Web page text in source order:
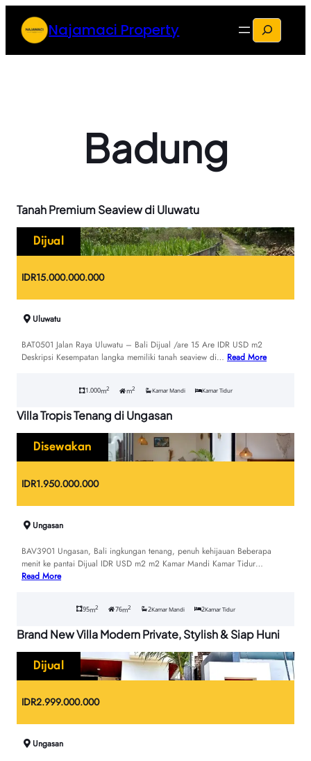
content
Najamaci Property
S
e
a
Badung
Tanah Premium Seaview di Uluwatu
Dijual
IDR15.000.000.000
Uluwatu
BAT0501 Jalan Raya Uluwatu – Bali Dijual /are 15 Are IDR USD m2
Deskripsi Kesempatan langka memiliki tanah seaview di… Read More
1.000m2 m2 Kamar Mandi Kamar Tidur
Villa Tropis Tenang di Ungasan
Disewakan
IDR1.950.000.000
Ungasan
BAV3901 Ungasan, Bali ingkungan tenang, penuh kehijauan Beberapa
menit ke pantai Dijual IDR USD m2 m2 Kamar Mandi Kamar Tidur…
Read More
95m2 76m2 2Kamar Mandi 2Kamar Tidur
Brand New Villa Modern Private, Stylish & Siap Huni
Dijual
IDR2.999.000.000
Ungasan